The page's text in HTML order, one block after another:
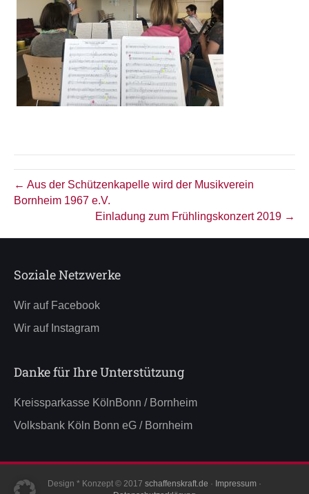
← Aus der Schützenkapelle wird der Musikverein
Bornheim 1967 e.V.
Einladung zum Frühlingskonzert 2019 →
Soziale Netzwerke
Wir auf Facebook
Wir auf Instagram
Danke für Ihre Unterstützung
Kreissparkasse KölnBonn / Bornheim
Volksbank Köln Bonn eG / Bornheim
Design * Konzept © 2017 schaffenskraft.de · Impressum ·